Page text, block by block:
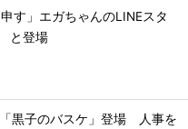
申す」エガちゃんのLINEスタ
と登場
黒子のバスケ」登場 人事を